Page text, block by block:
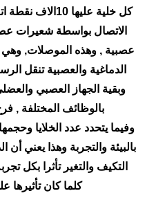
كل خلية عليها
الاتصال بواسطة شعيرات
عصبية , وهذه الموصلات, وهي
الدماغية والعصبية تنقل
وبقية الجهاز العصبي
بالوظائف المختلفة ,
وفيما يتحدد عدد الخلايا وحجمها
بالبيئة والتجربة وهذا يعني
التكيف والتغير تأثرا بكل
كلما كان تأثيرها